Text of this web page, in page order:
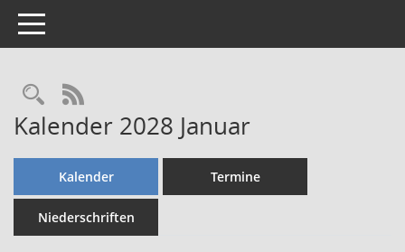
Toggle navigation
Rechercheauswahl
RSS-Feed
Kalender 2028 Januar
Kalender Termine
Niederschriften